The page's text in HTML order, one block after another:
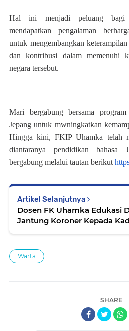
Hal ini menjadi peluang bagi
mendapatkan pengalaman
untuk mengembangkan
dan kontribusi dalam memenuhi
negara tersebut.
Mari bergabung bersama
Jepang untuk mwningkatkan
Hingga kini, FKIP Uhamka telah
diantaranya pendidikan bahasa
bergabung melalui tautan berikut
Artikel Selanjutnya
Dosen FK Uhamka Edukasi
Jantung Koroner Kepada
Warta
SHARE